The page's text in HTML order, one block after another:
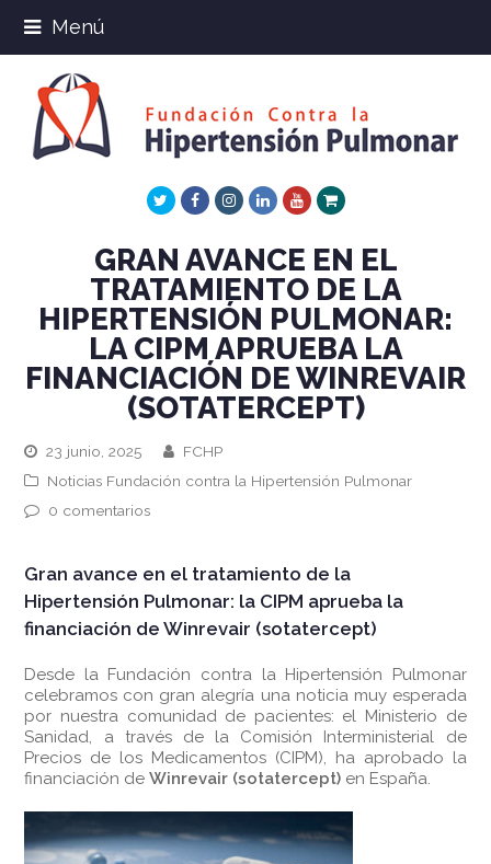
Menú
TwitterFacebookInstagram
LinkedInYoutube
Xing
GRAN AVANCE EN EL
TRATAMIENTO DE LA
HIPERTENSIÓN PULMONAR:
LA CIPM APRUEBA LA
FINANCIACIÓN DE WINREVAIR
(SOTATERCEPT)
23 junio, 2025
FCHP
Noticias Fundación contra la Hipertensión Pulmonar
0 comentarios
Gran avance en el tratamiento de la
Hipertensión Pulmonar: la CIPM aprueba la
financiación de Winrevair (sotatercept)
Desde la Fundación contra la Hipertensión Pulmonar
celebramos con gran alegría una noticia muy esperada
por nuestra comunidad de pacientes: el Ministerio de
Sanidad, a través de la Comisión Interministerial de
Precios de los Medicamentos (CIPM), ha aprobado la
financiación deWinrevair (sotatercept) en España.